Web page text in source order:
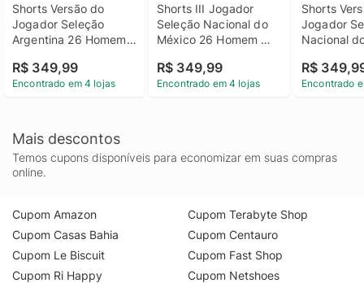
Shorts Versão do
Jogador Seleção
Argentina 26 Homem
R$ 349,99
Encontrado em 4 lojas
Shorts III Jogador
Seleção Nacional do
México 26 Homem
R$ 349,99
Encontrado em 4 lojas
Shorts
Jogador
Nacional
R$
Encontrado
Mais descontos
Temos cupons disponíveis para economizar em suas compras
online.
Cupom Amazon
Cupom Casas Bahia
Cupom Le Biscuit
Cupom Ri Happy
Cupom Terabyte Shop
Cupom Centauro
Cupom Fast Shop
Cupom Netshoes